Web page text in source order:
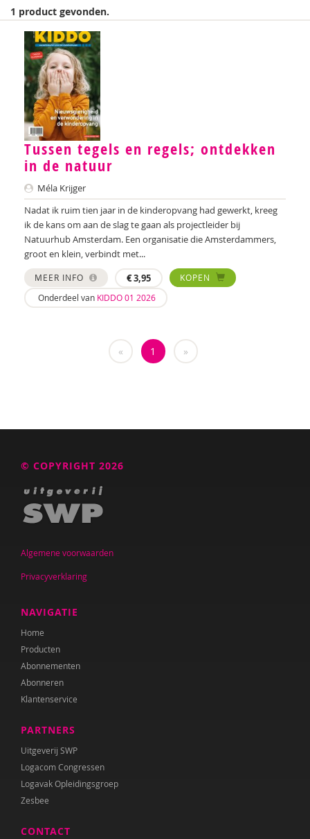
Siela Ardjosemito-Jethoe
Chantal Ariens
Nicole van Asten
Diverse auteurs
Anne-Floor Bakker
Miriam Barendregt
Ana del Barrio Saiz
Rina Bartels
Zeina Bassa
Laura Batstra
Rebecca Beck
Maria Hetty van den Berg
Remco van den Berg
Marieke Boelhouwer
Annerieke Boland
Marianne Boogaard
Chantal Booi
Rhodé van den Born
Caroline Boudry
Karin Brandt
Maryse Broek
Marik Broere
1 product gevonden.
Tussen tegels en regels; ontdekken
in de natuur
Méla Krijger
Nadat ik ruim tien jaar in de kinderopvang had gewerkt, kreeg
ik de kans om aan de slag te gaan als projectleider bij
Natuurhub Amsterdam. Een organisatie die Amsterdammers,
groot en klein, verbindt met...
MEER INFO €3,95
KOPEN
Onderdeel van KIDDO 01 2026
« 1 »
© COPYRIGHT 2026
Algemene voorwaarden
Privacyverklaring
NAVIGATIE
Home
Producten
Abonnementen
Abonneren
Klantenservice
PARTNERS
Uitgeverij SWP
Logacom Congressen
Logavak Opleidingsgroep
Zesbee
CONTACT